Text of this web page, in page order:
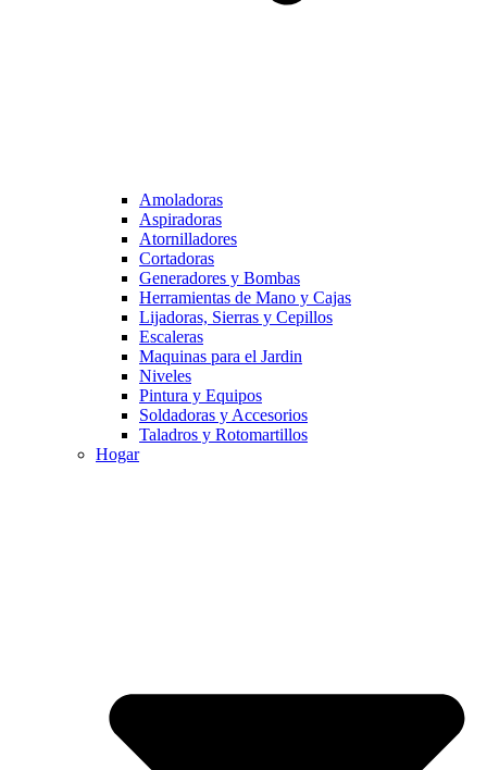
Amoladoras
Aspiradoras
Atornilladores
Cortadoras
Generadores y Bombas
Herramientas de Mano y Cajas
Lijadoras, Sierras y Cepillos
Escaleras
Maquinas para el Jardin
Niveles
Pintura y Equipos
Soldadoras y Accesorios
Taladros y Rotomartillos
Hogar